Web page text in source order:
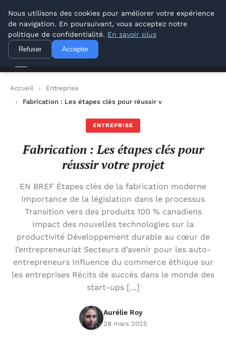
Lyon Photos
Lyon Photos
Accueil
Entreprise
Fabrication : Les étapes clés pour réussir votre projet
ENTREPRISE
Fabrication : Les étapes clés pour
réussir votre projet
EN BREF Étapes clés de la fabrication moderne
Importance de la législation dans le processus
Transition vers des produits 100 % canadiens
Impact des nouvelles technologies sur la
productivité Développement durable au cœur de
l’entrepreneuriat Secteurs d’avenir pour les auto-
entrepreneurs Influence du commerce éthique sur
les entreprises Récits de succès dans le monde des
start-ups […]
Aurélie Roy
28 mars 2025
Nous utilisons des cookies pour améliorer votre expérience
de navigation. En poursuivant, vous acceptez notre
politique de confidentialité. En savoir plus
Refuser Accepter